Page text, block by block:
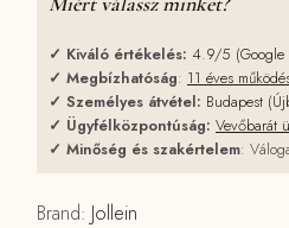
✓ Kiváló értékelés: 4.9/5 (Google
✓ Megbízhatóság: 11 éves
✓ Személyes átvétel: Budapest
✓ Ügyfélközpontúság: Vevőbarát
✓ Minőség és szakértelem:
Brand: Jollein